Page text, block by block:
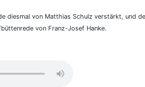
diesmal von Matthias Schulz verstärkt, und
von Franz-Josef Hanke.